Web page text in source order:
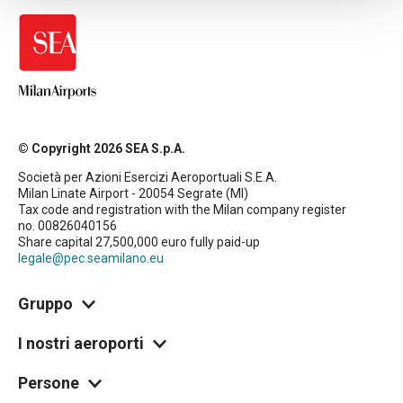
© Copyright 2026 SEA S.p.A.
Società per Azioni Esercizi Aeroportuali S.E.A.
Milan Linate Airport - 20054 Segrate (MI)
Tax code and registration with the Milan company register
no. 00826040156
Share capital 27,500,000 euro fully paid-up
legale@pec.seamilano.eu
Gruppo
I nostri aeroporti
Persone